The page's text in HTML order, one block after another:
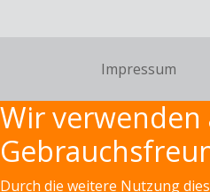
Fußzeile
Impressum
Wir verwenden
Durch die weitere Nutzung